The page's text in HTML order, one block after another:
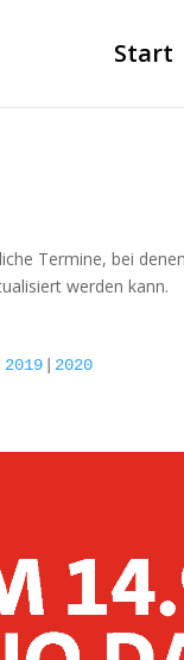
Start
Termine, bei
werden kann.
2019 2020